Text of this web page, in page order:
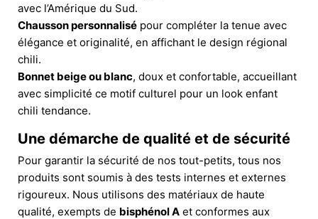
avec l’Amérique du Sud.
Chausson personnalisé pour compléter la tenue avec
élégance et originalité, en affichant le design régional
chili.
Bonnet beige ou blanc, doux et confortable, accueillant
avec simplicité ce motif culturel pour un look enfant
chili tendance.
Une démarche de qualité et de sécurité
Pour garantir la sécurité de nos tout-petits, tous nos
produits sont soumis à des tests internes et externes
rigoureux. Nous utilisons des matériaux de haute
qualité, exempts de bisphénol A et conformes aux